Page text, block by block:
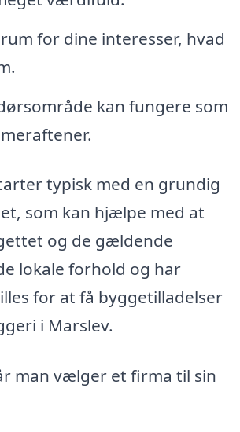
for dine interesser, hvad
kan fungere som
typisk med en grundig
som kan hjælpe med at
og de gældende
lokale forhold og har
for at få byggetilladelser
i Marslev.
man vælger et firma til sin